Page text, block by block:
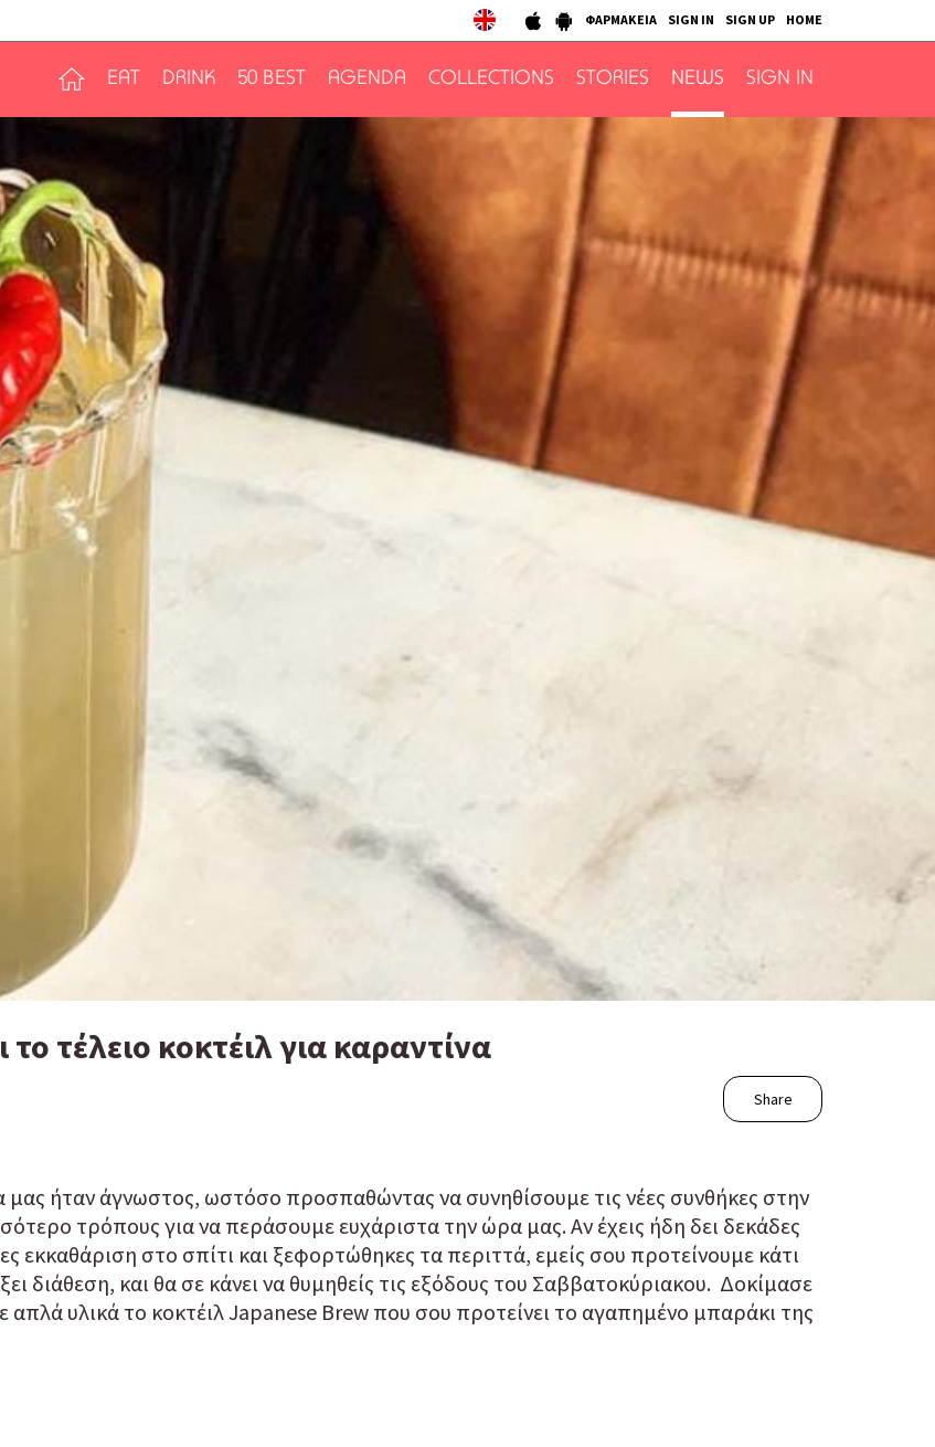
ΦΑΡΜΑΚΕΙΑ SIGN IN SIGN UP HOME
EAT DRINK 50 BEST AGENDA COLLECTIONS STORIES NEWS SIGN IN
τέλειο κοκτέιλ για καραντίνα
Share
μας ήταν άγνωστος, ωστόσο προσπαθώντας να συνηθίσουμε τις νέες συνθήκες στην
τρόπους για να περάσουμε ευχάριστα την ώρα μας. Αν έχεις ήδη δει δεκάδες
εκκαθάριση στο σπίτι και ξεφορτώθηκες τα περιττά, εμείς σου προτείνουμε κάτι
διάθεση, και θα σε κάνει να θυμηθείς τις εξόδους του Σαββατοκύριακου. Δοκίμασε
απλά υλικά το κοκτέιλ Japanese Brew που σου προτείνει το αγαπημένο μπαράκι της